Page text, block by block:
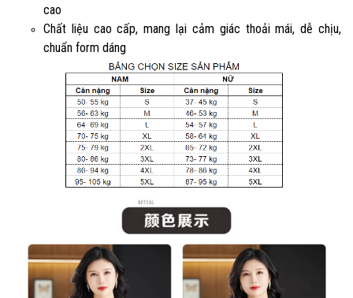
cao
Chất liệu cao cấp, mang lại cảm giác thoải mái, dễ chịu,
chuẩn form dáng